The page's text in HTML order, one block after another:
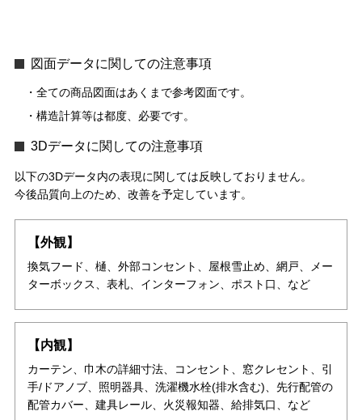
図面データに関しての注意事項
全ての商品図面はあくまで参考図面です。
構造計算等は都度、必要です。
3Dデータに関しての注意事項
以下の3Dデータ内の表現に関しては反映しておりません。
今後品質向上のため、改善を予定しています。
【外観】
換気フード、樋、外部コンセント、屋根雪止め、網戸、メー
ターボックス、表札、インターフォン、ポスト口、など
【内観】
カーテン、巾木の詳細寸法、コンセント、窓クレセント、引
手/ドアノブ、照明器具、洗濯機水栓(排水含む)、先行配管の
配管カバー、建具レール、火災報知器、給排気口、など